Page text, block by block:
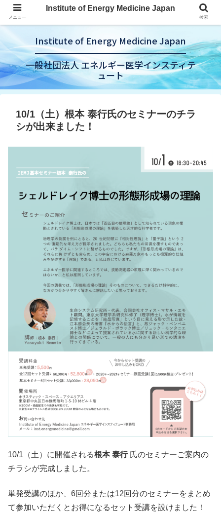
Institute of Energy Medicine Japan
一般社団法人 エネルギー医学インスティテ
ュート
10/1（土）根本 泰行氏のセミナーのチラ
シが出来ました！
10/1（土）に開催される根本 泰行 氏のセミナーご案内の
チラシが完成しました。
単発受講のほか、6回分または12回分のセミナーをまとめ
て参加いただくとお得になるセット受講を設けました！
メニュー
Institute of Energy Medicine Japan
検索